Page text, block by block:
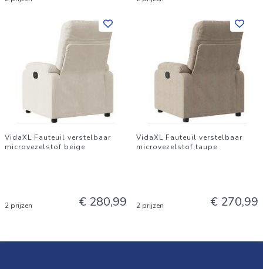
VidaXL Fauteuil verstelbaar
microvezelstof beige
2 prijzen € 280,99
VidaXL Fauteuil verstelbaar
microvezelstof taupe
2 prijzen € 270,99